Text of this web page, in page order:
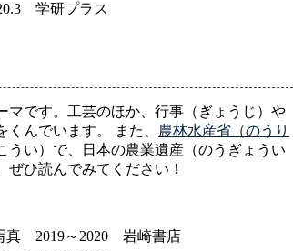
学研プラス
マです。工芸のほか、行事（ぎょうじ）や
んでいます。 また、 農林水産省（のうり
うい）で、日本の農業遺産（のうぎょうい
ひ読んでみてください！
真 2019～2020 岩崎書店